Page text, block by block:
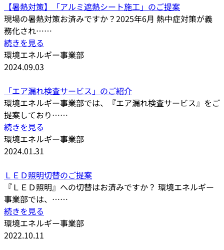
【暑熱対策】「アルミ遮熱シート施工」のご提案
現場の暑熱対策お済みですか？2025年6月 熱中症対策が義
務化され……
続きを見る
環境エネルギー事業部
2024.09.03
「エア漏れ検査サービス」のご紹介
環境エネルギー事業部では、『エア漏れ検査サービス』をご
提案しており……
続きを見る
環境エネルギー事業部
2024.01.31
ＬＥＤ照明切替のご提案
『ＬＥＤ照明』への切替はお済みですか？ 環境エネルギー
事業部では、……
続きを見る
環境エネルギー事業部
2022.10.11